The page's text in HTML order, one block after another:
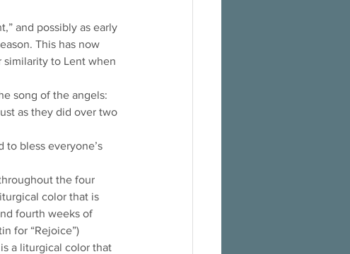
and possibly as early
This has now
similarity to Lent when
song of the angels:
as they did over two
bless everyone’s
the four
color that is
fourth weeks of
for “Rejoice”)
a liturgical color that